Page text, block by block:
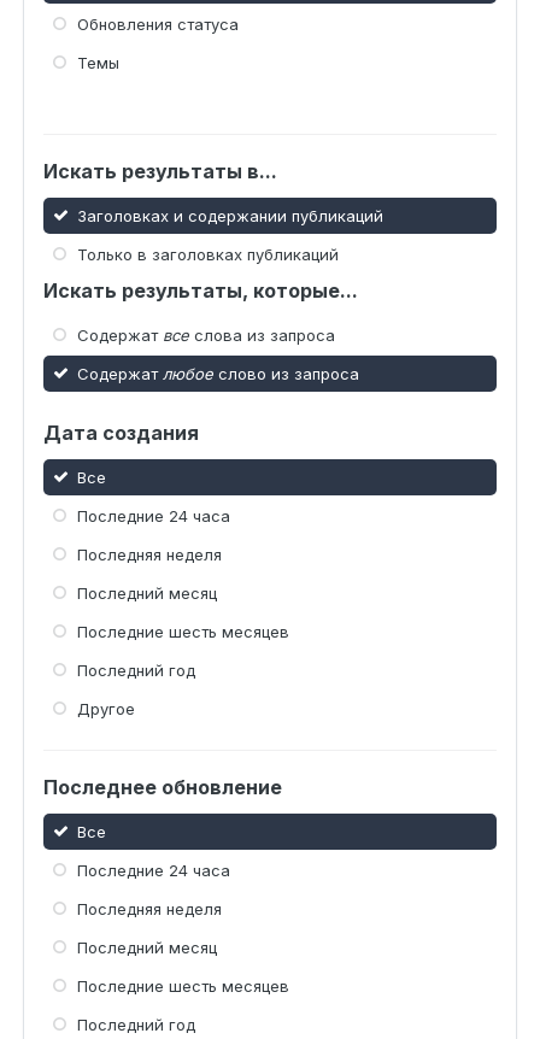
Обновления статуса
Темы
Искать результаты в...
Заголовках и содержании публикаций
Только в заголовках публикаций
Искать результаты, которые...
Содержат все слова из запроса
Содержат любое слово из запроса
Дата создания
Все
Последние 24 часа
Последняя неделя
Последний месяц
Последние шесть месяцев
Последний год
Другое
Последнее обновление
Все
Последние 24 часа
Последняя неделя
Последний месяц
Последние шесть месяцев
Последний год